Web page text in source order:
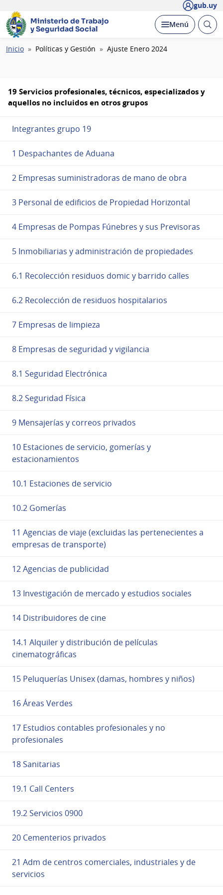
gub.uy
Ministerio de Trabajo
y Seguridad Social
Desplegar
Menú Abrir
Ruta
Inicio Políticas y Gestión Ajuste Enero 2024
19 Servicios profesionales, técnicos, especializados y
aquellos no incluidos en otros grupos
Integrantes grupo 19
1 Despachantes de Aduana
2 Empresas suministradoras de mano de obra
3 Personal de edificios de Propiedad Horizontal
4 Empresas de Pompas Fúnebres y sus Previsoras
5 Inmobiliarias y administración de propiedades
6.1 Recolección residuos domic y barrido calles
6.2 Recolección de residuos hospitalarios
7 Empresas de limpieza
8 Empresas de seguridad y vigilancia
8.1 Seguridad Electrónica
8.2 Seguridad Física
9 Mensajerías y correos privados
10 Estaciones de servicio, gomerías y
estacionamientos
10.1 Estaciones de servicio
10.2 Gomerías
11 Agencias de viaje (excluidas las pertenecientes a
empresas de transporte)
12 Agencias de publicidad
13 Investigación de mercado y estudios sociales
14 Distribuidores de cine
14.1 Alquiler y distribución de películas
cinematográficas
15 Peluquerías Unisex (damas, hombres y niños)
16 Áreas Verdes
17 Estudios contables profesionales y no
profesionales
18 Sanitarias
19.1 Call Centers
19.2 Servicios 0900
20 Cementerios privados
21 Adm de centros comerciales, industriales y de
servicios